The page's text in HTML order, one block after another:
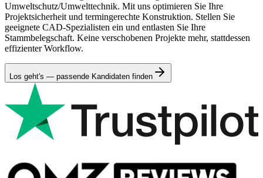
Umweltschutz/Umwelttechnik. Mit uns optimieren Sie Ihre
Projektsicherheit und termingerechte Konstruktion. Stellen Sie
geeignete CAD-Spezialisten ein und entlasten Sie Ihre
Stammbelegschaft. Keine verschobenen Projekte mehr, stattdessen
effizienter Workflow.
Los geht's — passende Kandidaten finden